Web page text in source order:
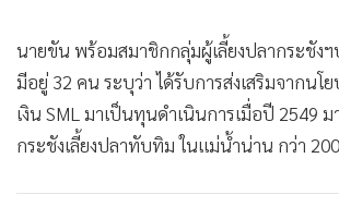
• อินโดจีน
• กองทุนรวม
• Celeb Online
• Factcheck
นายขัน พร้อมสมาชิกกลุ่มผู้เลี้ยงปลากระชัง
มีอยู่ 32 คน ระบุว่า ได้รับการส่งเสริมจากนโ
เงิน SML มาเป็นทุนดำเนินการเมื่อปี 2549
กระชังเลี้ยงปลาทับทิม ในแม่น้ำน่าน กว่า